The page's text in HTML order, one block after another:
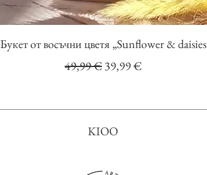
Бърз преглед
Букет от восъчни цветя „Sunflower & daisies
Редовна цена
49,99 €Продажна цена
39,99 €
KIOO